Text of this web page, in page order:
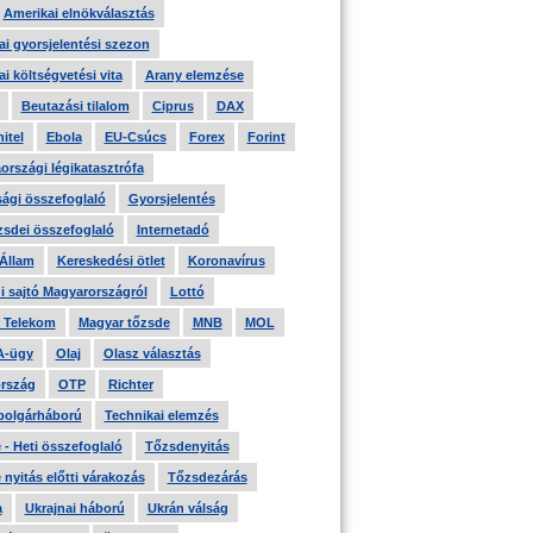
Amerikai elnökválasztás
gyorsjelentési szezon
költségvetési vita Arany elemzése
Beutazási tilalom Ciprus DAX
Ebola EU-Csúcs Forex Forint
légikatasztrófa
összefoglaló Gyorsjelentés
összefoglaló Internetadó
Kereskedési ötlet Koronavírus
sajtó Magyarországról Lottó
Telekom Magyar tőzsde MNB MOL
ügy Olaj Olasz választás
OTP Richter
Technikai elemzés
- Heti összefoglaló Tőzsdenyitás
nyitás előtti várakozás Tőzsdezárás
Ukrajnai háború Ukrán válság